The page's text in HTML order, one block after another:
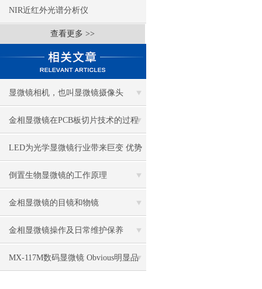
NIR近红外光谱分析仪
查看更多 >>
显微镜相机，也叫显微镜摄像头
金相显微镜在PCB板切片技术的过程
控制中的作用
LED为光学显微镜行业带来巨变 优势
比传统卤素更明显
倒置生物显微镜的工作原理
金相显微镜的目镜和物镜
金相显微镜操作及日常维护保养
MX-117M数码显微镜 Obvious明显品